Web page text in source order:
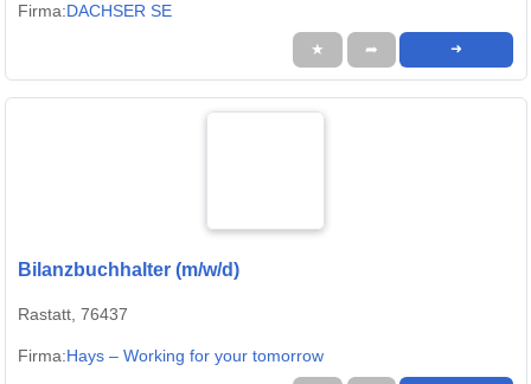
Firma:DACHSER SE
★ ➦ ➜
Bilanzbuchhalter (m/w/d)
Rastatt, 76437
Firma:Hays – Working for your tomorrow